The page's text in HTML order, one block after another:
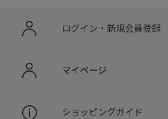
ログイン・新規会員登録
マイページ
ショッピングガイド